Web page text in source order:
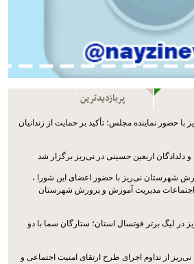
پربازدیدترین
حضور نماینده مجلس؛ تأکید بر حمایت از زندانیان
و دلدادگان اربعین حسینی در نی‌ریز برگزار شد
شهرستان نی‌ریز با حضور اعضای این شورا ،
سالن اجتماعات مدیریت آموزش و پرورش شهرستان
در لیگ برتر فوتسال استان؛ ستارگان سما با دو
از تداوم اجرای طرح ارتقای امنیت اجتماعی و